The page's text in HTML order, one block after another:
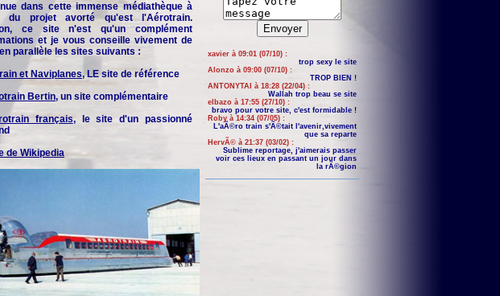
dans cette immense médiathèque à
du projet avorté qu'est l'Aérotrain.
ce site n'est qu'un complément
et je vous conseille vivement de
parallèle les sites suivants :
et Naviplanes, LE site de référence
Bertin, un site complémentaire
français, le site d'un passionné
de Wikipedia
xavier à 09:01 (07/10) :
trop sexy le site
Alonzo à 09:00 (07/10) :
TROP BIEN !
ANTONYTAI à 18:28 (22/04) :
Wallah trop beau se site
elbazo à 17:55 (27/10) :
bravo pour votre site, c'est formidable !
Roby à 14:34 (07/05) :
L'aÃ©ro train s'Ã©tait l'avenir,vivement
que sa reparte
HervÃ© à 21:37 (03/02) :
Sublime reportage, j'aimerais passer
voir ces lieux en passant un jour dans
la rÃ©gion